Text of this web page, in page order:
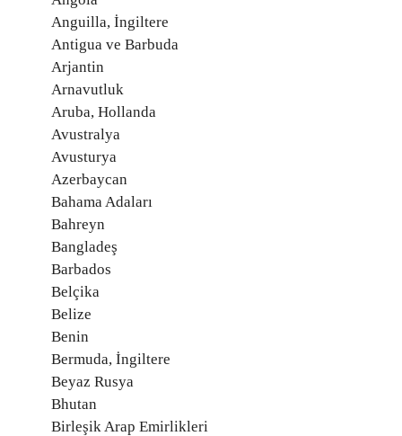
Anguilla, İngiltere
Antigua ve Barbuda
Arjantin
Arnavutluk
Aruba, Hollanda
Avustralya
Avusturya
Azerbaycan
Bahama Adaları
Bahreyn
Bangladeş
Barbados
Belçika
Belize
Benin
Bermuda, İngiltere
Beyaz Rusya
Bhutan
Birleşik Arap Emirlikleri